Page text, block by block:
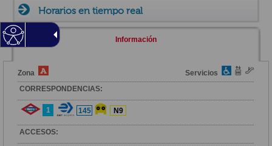
Horarios en tiempo real
Información
Zona
Servicios
CORRESPONDENCIAS:
1 145 N9
ACCESOS: